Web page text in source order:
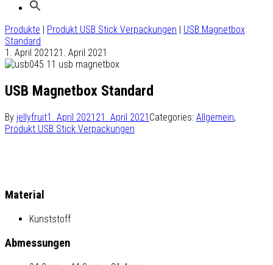
Produkte | Produkt USB Stick Verpackungen | USB Magnetbox
Standard
1. April 2021 21. April 2021
USB Magnetbox Standard
By jellyfruit1. April 2021 21. April 2021 Categories: Allgemein,
Produkt USB Stick Verpackungen
Material
Kunststoff
Abmessungen